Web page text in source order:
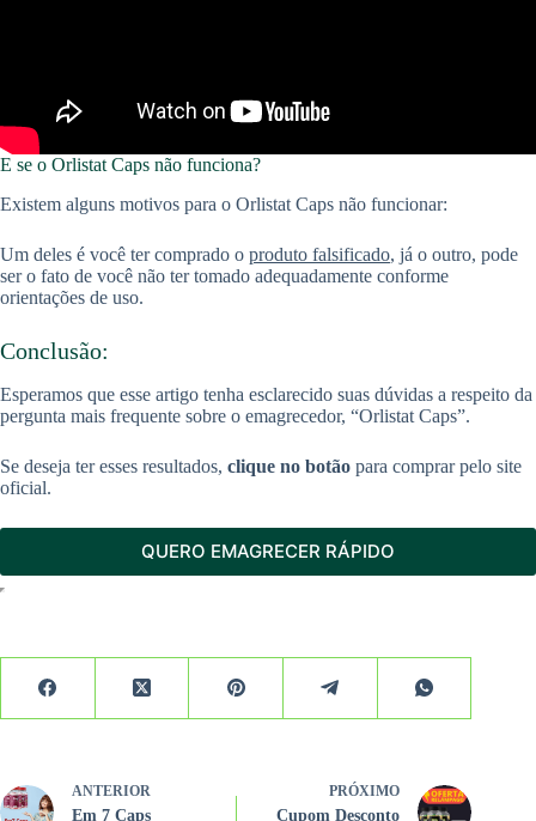
E se o Orlistat Caps não funciona?
Existem alguns motivos para o Orlistat Caps não funcionar:
Um deles é você ter comprado o produto falsificado, já o outro, pode
ser o fato de você não ter tomado adequadamente conforme
orientações de uso.
Conclusão:
Esperamos que esse artigo tenha esclarecido suas dúvidas a respeito da
pergunta mais frequente sobre o emagrecedor, “Orlistat Caps”.
Se deseja ter esses resultados, clique no botão para comprar pelo site
oficial.
QUERO EMAGRECER RÁPIDO
ANTERIOR
Em 7 Caps
PRÓXIMO
Cupom Desconto